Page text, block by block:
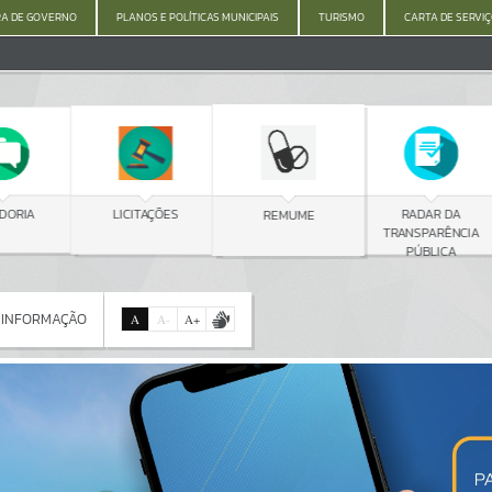
DE GOVERNO PLANOS E POLÍTICAS MUNICIPAIS TURISMO CARTA DE
LICITAÇÕES REMUME RADAR DA
TRANSPARÊNCIA
PÚBLICA
Por favor, aguarde...
A A- A+